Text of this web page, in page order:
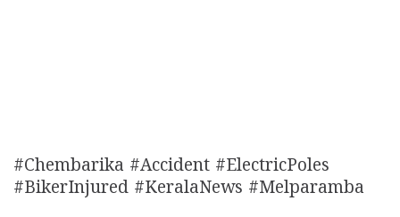
#Chembarika #Accident #ElectricPoles
#BikerInjured #KeralaNews #Melparamba